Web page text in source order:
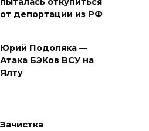
пыталась откупиться
от депортации из РФ
Юрий Подоляка —
Атака БЭКов ВСУ на
Ялту
Зачистка